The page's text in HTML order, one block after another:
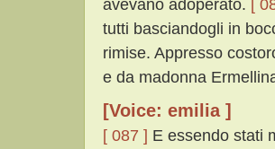
avevano adoperato. [
tutti basciandogli in
rimise. Appresso
e da madonna
[Voice: emilia ]
[ 087 ] E essendo stati